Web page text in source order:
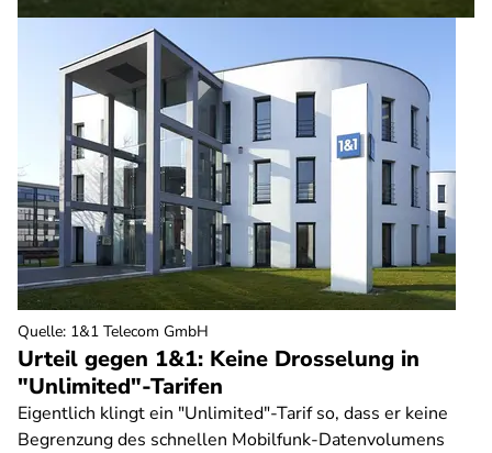
Urteil gegen 1&1: Keine Drosselung in
"Unlimited"-Tarifen
Eigentlich klingt ein "Unlimited"-Tarif so, dass er keine
Begrenzung des schnellen Mobilfunk-Datenvolumens
Quelle: 1&1 Telecom GmbH